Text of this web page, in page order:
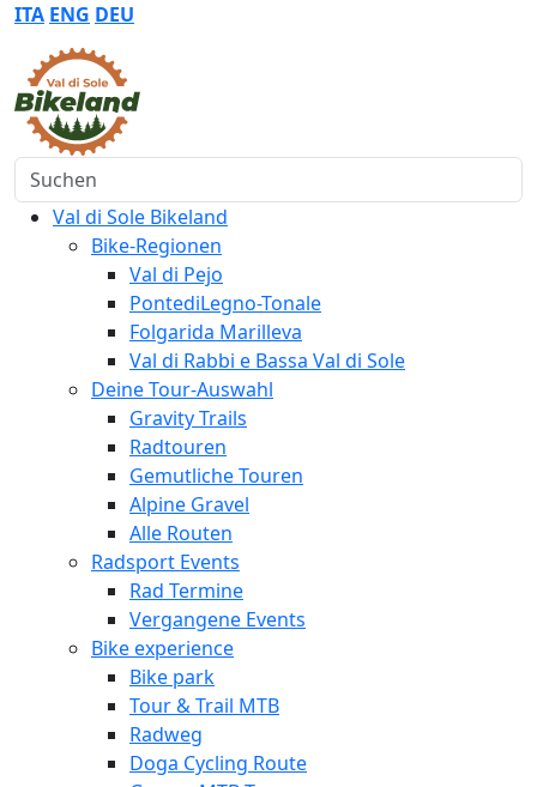
ITA ENG DEU
Suchen
Val di Sole Bikeland
Bike-Regionen
Val di Pejo
PontediLegno-Tonale
Folgarida Marilleva
Val di Rabbi e Bassa Val di Sole
Deine Tour-Auswahl
Gravity Trails
Radtouren
Gemutliche Touren
Alpine Gravel
Alle Routen
Radsport Events
Rad Termine
Vergangene Events
Bike experience
Bike park
Tour & Trail MTB
Radweg
Doga Cycling Route